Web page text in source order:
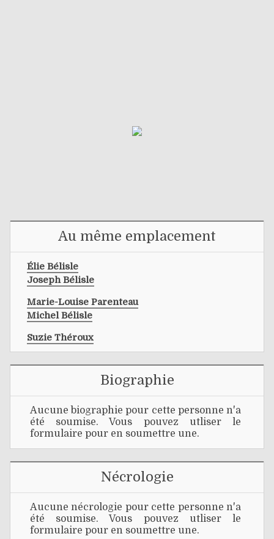
Au même emplacement
Élie Bélisle
Joseph Bélisle
Marie-Louise Parenteau
Michel Bélisle
Suzie Théroux
Biographie
Aucune biographie pour cette personne n'a
été soumise. Vous pouvez utliser le
formulaire pour en soumettre une.
Nécrologie
Aucune nécrologie pour cette personne n'a
été soumise. Vous pouvez utliser le
formulaire pour en soumettre une.